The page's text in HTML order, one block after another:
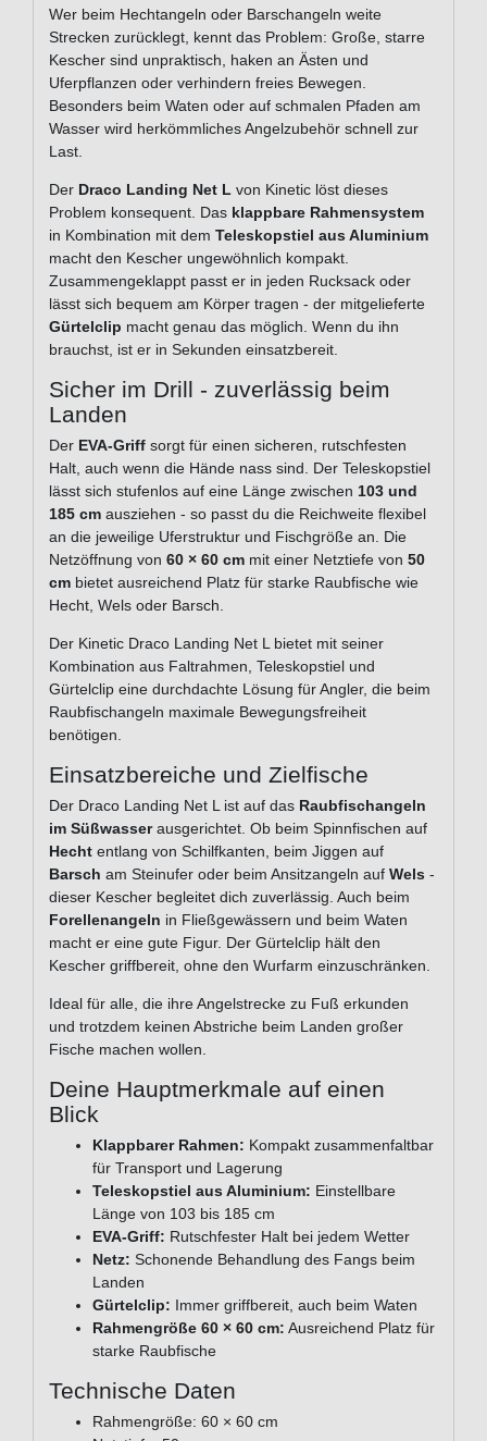
Wer beim Hechtangeln oder Barschangeln weite
Strecken zurücklegt, kennt das Problem: Große, starre
Kescher sind unpraktisch, haken an Ästen und
Uferpflanzen oder verhindern freies Bewegen.
Besonders beim Waten oder auf schmalen Pfaden am
Wasser wird herkömmliches Angelzubehör schnell zur
Last.
Der Draco Landing Net L von Kinetic löst dieses
Problem konsequent. Das klappbare Rahmensystem
in Kombination mit dem Teleskopstiel aus Aluminium
macht den Kescher ungewöhnlich kompakt.
Zusammengeklappt passt er in jeden Rucksack oder
lässt sich bequem am Körper tragen - der mitgelieferte
Gürtelclip macht genau das möglich. Wenn du ihn
brauchst, ist er in Sekunden einsatzbereit.
Sicher im Drill - zuverlässig beim
Landen
Der EVA-Griff sorgt für einen sicheren, rutschfesten
Halt, auch wenn die Hände nass sind. Der Teleskopstiel
lässt sich stufenlos auf eine Länge zwischen 103 und
185 cm ausziehen - so passt du die Reichweite flexibel
an die jeweilige Uferstruktur und Fischgröße an. Die
Netzöffnung von 60 × 60 cm mit einer Netztiefe von 50
cm bietet ausreichend Platz für starke Raubfische wie
Hecht, Wels oder Barsch.
Der Kinetic Draco Landing Net L bietet mit seiner
Kombination aus Faltrahmen, Teleskopstiel und
Gürtelclip eine durchdachte Lösung für Angler, die beim
Raubfischangeln maximale Bewegungsfreiheit
benötigen.
Einsatzbereiche und Zielfische
Der Draco Landing Net L ist auf das Raubfischangeln
im Süßwasserausgerichtet. Ob beim Spinnfischen auf
Hecht entlang von Schilfkanten, beim Jiggen auf
Barsch am Steinufer oder beim Ansitzangeln auf Wels -
dieser Kescher begleitet dich zuverlässig. Auch beim
Forellenangeln in Fließgewässern und beim Waten
macht er eine gute Figur. Der Gürtelclip hält den
Kescher griffbereit, ohne den Wurfarm einzuschränken.
Ideal für alle, die ihre Angelstrecke zu Fuß erkunden
und trotzdem keinen Abstriche beim Landen großer
Fische machen wollen.
Deine Hauptmerkmale auf einen
Blick
Klappbarer Rahmen: Kompakt zusammenfaltbar
für Transport und Lagerung
Teleskopstiel aus Aluminium: Einstellbare
Länge von 103 bis 185 cm
EVA-Griff: Rutschfester Halt bei jedem Wetter
Netz: Schonende Behandlung des Fangs beim
Landen
Gürtelclip: Immer griffbereit, auch beim Waten
Rahmengröße 60 × 60 cm: Ausreichend Platz für
starke Raubfische
Technische Daten
Rahmengröße: 60 × 60 cm